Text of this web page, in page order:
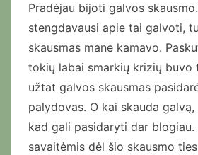
Pradėjau bijoti galvos
stengdavausi apie tai galvoti,
skausmas mane kamavo.
tokių labai smarkių krizių buvo
užtat galvos skausmas
palydovas. O kai skauda
kad gali pasidaryti dar blogiau.
savaitėmis dėl šio skausmo